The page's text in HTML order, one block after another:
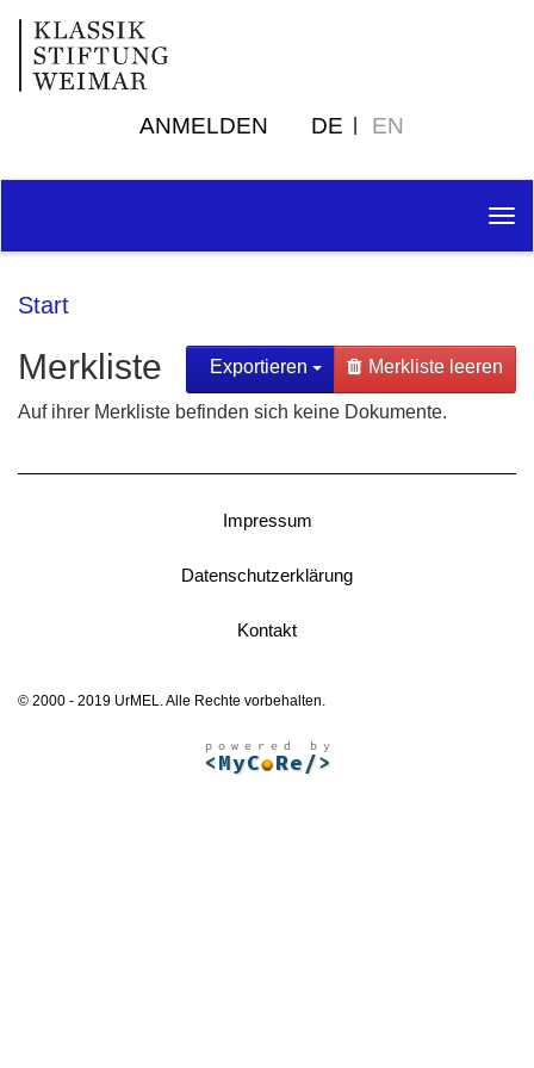
ANMELDEN DE EN
Start
Exportieren Merkliste leeren
Merkliste
Auf ihrer Merkliste befinden sich keine Dokumente.
Impressum
Datenschutzerklärung
Kontakt
© 2000 - 2019 UrMEL. Alle Rechte vorbehalten.